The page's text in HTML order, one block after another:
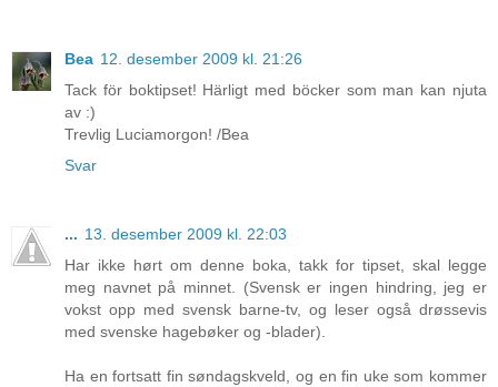
Bea 12. desember 2009 kl. 21:26
Tack för boktipset! Härligt med böcker som man kan njuta
av :)
Trevlig Luciamorgon! /Bea
Svar
... 13. desember 2009 kl. 22:03
Har ikke hørt om denne boka, takk for tipset, skal legge
meg navnet på minnet. (Svensk er ingen hindring, jeg er
vokst opp med svensk barne-tv, og leser også drøssevis
med svenske hagebøker og -blader).
Ha en fortsatt fin søndagskveld, og en fin uke som kommer